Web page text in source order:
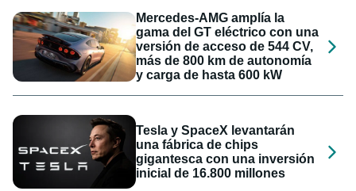
Mercedes-AMG amplía la
gama del GT eléctrico con una
versión de acceso de 544 CV,
más de 800 km de autonomía
y carga de hasta 600 kW
Tesla y SpaceX levantarán
una fábrica de chips
gigantesca con una inversión
inicial de 16.800 millones